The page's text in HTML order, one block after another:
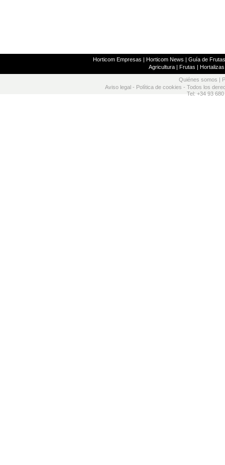
Horticom Empresas | Horticom News | Guía de
Agricultura| Frutas | Hortalizas
Quiénes somos
Aviso legal - Política de cookies - Todos los
Tel: +34 93